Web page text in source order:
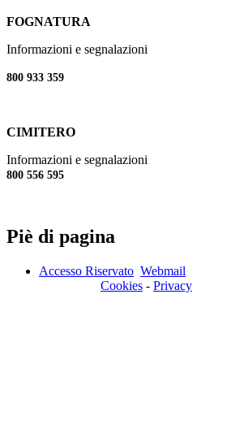
FOGNATURA
Informazioni e segnalazioni
800 933 359
CIMITERO
Informazioni e segnalazioni
800 556 595
Piè di pagina
Accesso Riservato Webmail
Cookies - Privacy